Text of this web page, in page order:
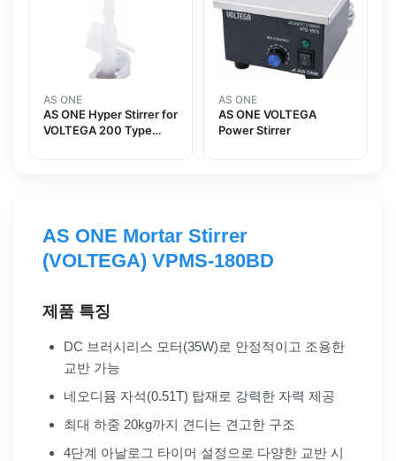
AS ONE
AS ONE Hyper Stirrer for
VOLTEGA 200 Type
AS ONE
AS ONE VOLTEGA
Power Stirrer
AS ONE Mortar Stirrer
(VOLTEGA) VPMS-180BD
제품 특징
DC 브러시리스 모터(35W)로 안정적이고 조용한
교반 가능
네오디뮴 자석(0.51T) 탑재로 강력한 자력 제공
최대 하중 20kg까지 견디는 견고한 구조
4단계 아날로그 타이머 설정으로 다양한 교반 시